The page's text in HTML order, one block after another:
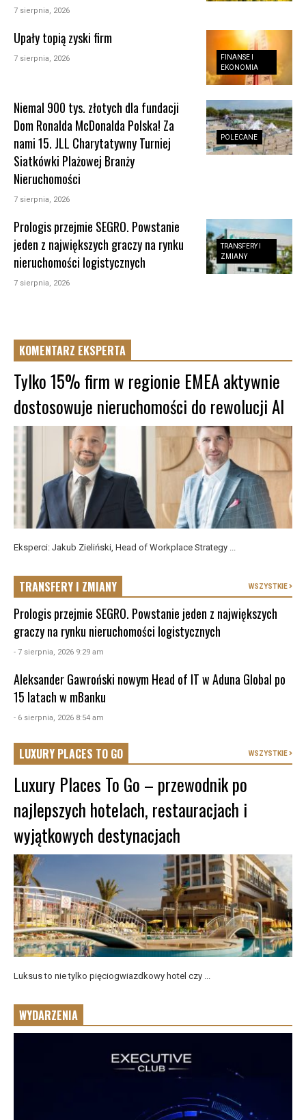
7 sierpnia, 2026
FINANSE I
EKONOMIA
Upały topią zyski firm
7 sierpnia, 2026
POLECANE
Niemal 900 tys. złotych dla fundacji
Dom Ronalda McDonalda Polska! Za
nami 15. JLL Charytatywny Turniej
Siatkówki Plażowej Branży
Nieruchomości
7 sierpnia, 2026
TRANSFERY I
ZMIANY
Prologis przejmie SEGRO. Powstanie
jeden z największych graczy na rynku
nieruchomości logistycznych
7 sierpnia, 2026
KOMENTARZ EKSPERTA
Tylko 15% firm w regionie EMEA aktywnie
dostosowuje nieruchomości do rewolucji AI
Eksperci: Jakub Zieliński, Head of Workplace Strategy ...
TRANSFERY I ZMIANY WSZYSTKIE
Prologis przejmie SEGRO. Powstanie jeden z największych
graczy na rynku nieruchomości logistycznych
- 7 sierpnia, 2026 9:29 am
Aleksander Gawroński nowym Head of IT w Aduna Global po
15 latach w mBanku
- 6 sierpnia, 2026 8:54 am
LUXURY PLACES TO GO WSZYSTKIE
Luxury Places To Go – przewodnik po
najlepszych hotelach, restauracjach i
wyjątkowych destynacjach
Luksus to nie tylko pięciogwiazdkowy hotel czy ...
WYDARZENIA